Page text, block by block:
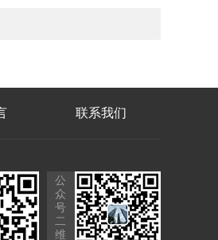
联系我们
公
众
号
二
维